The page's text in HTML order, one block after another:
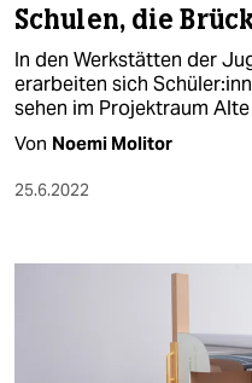
Schulen, die
In den Werkstätten der
erarbeiten sich
sehen im Projektraum
Von Noemi Molitor
25.6.2022